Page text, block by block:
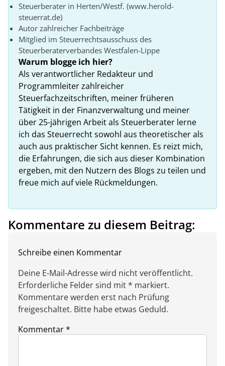
Steuerberater in Herten/Westf. (www.herold-
steuerrat.de)
Autor zahlreicher Fachbeiträge
Mitglied im Steuerrechtsausschuss des
Steuerberaterverbandes Westfalen-Lippe
Warum blogge ich hier?
Als verantwortlicher Redakteur und
Programmleiter zahlreicher
Steuerfachzeitschriften, meiner früheren
Tätigkeit in der Finanzverwaltung und meiner
über 25-jährigen Arbeit als Steuerberater lerne
ich das Steuerrecht sowohl aus theoretischer als
auch aus praktischer Sicht kennen. Es reizt mich,
die Erfahrungen, die sich aus dieser Kombination
ergeben, mit den Nutzern des Blogs zu teilen und
freue mich auf viele Rückmeldungen.
Kommentare zu diesem Beitrag:
Schreibe einen Kommentar
Deine E-Mail-Adresse wird nicht veröffentlicht.
Erforderliche Felder sind mit * markiert.
Kommentare werden erst nach Prüfung
freigeschaltet. Bitte habe etwas Geduld.
Kommentar*